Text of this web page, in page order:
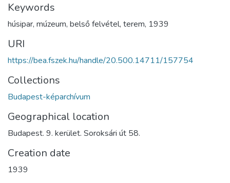
Keywords
húsipar, múzeum, belső felvétel, terem, 1939
URI
https://bea.fszek.hu/handle/20.500.14711/157754
Collections
Budapest-képarchívum
Geographical location
Budapest. 9. kerület. Soroksári út 58.
Creation date
1939